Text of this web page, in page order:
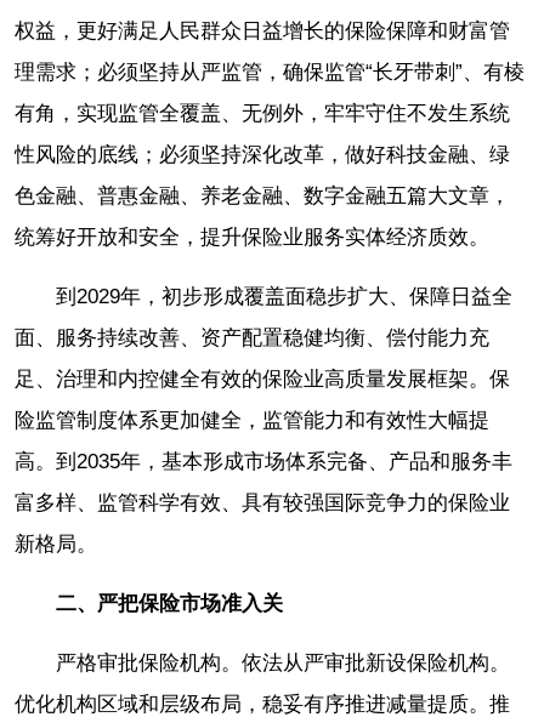
权益，更好满足人民群众日益增长的保险保障和财富管
理需求；必须坚持从严监管，确保监管“长牙带刺”、有棱
有角，实现监管全覆盖、无例外，牢牢守住不发生系统
性风险的底线；必须坚持深化改革，做好科技金融、绿
色金融、普惠金融、养老金融、数字金融五篇大文章，
统筹好开放和安全，提升保险业服务实体经济质效。
到2029年，初步形成覆盖面稳步扩大、保障日益全
面、服务持续改善、资产配置稳健均衡、偿付能力充
足、治理和内控健全有效的保险业高质量发展框架。保
险监管制度体系更加健全，监管能力和有效性大幅提
高。到2035年，基本形成市场体系完备、产品和服务丰
富多样、监管科学有效、具有较强国际竞争力的保险业
新格局。
二、严把保险市场准入关
严格审批保险机构。依法从严审批新设保险机构。
优化机构区域和层级布局，稳妥有序推进减量提质。推